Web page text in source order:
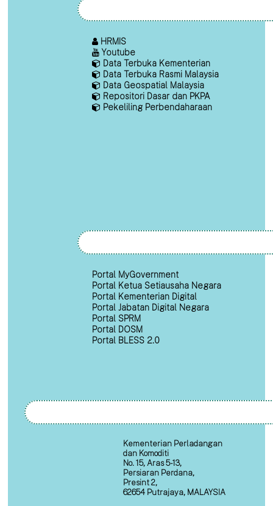
HRMIS
Youtube
Data Terbuka Kementerian
Data Terbuka Rasmi Malaysia
Data Geospatial Malaysia
Repositori Dasar dan PKPA
Pekeliling Perbendaharaan
Portal MyGovernment
Portal Ketua Setiausaha Negara
Portal Kementerian Digital
Portal Jabatan Digital Negara
Portal SPRM
Portal DOSM
Portal BLESS 2.0
Kementerian Perladangan
dan Komoditi
No. 15, Aras 5-13,
Persiaran Perdana,
Presint 2,
62654 Putrajaya, MALAYSIA